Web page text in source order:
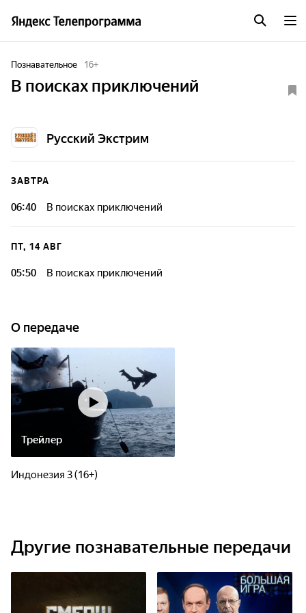
Познавательное 16+
В поисках приключений
Русский Экстрим
ЗАВТРА
06:40 В поисках приключений
ПТ, 14 АВГ
05:50 В поисках приключений
О передаче
Трейлер
Индонезия 3 (16+)
Другие познавательные передачи